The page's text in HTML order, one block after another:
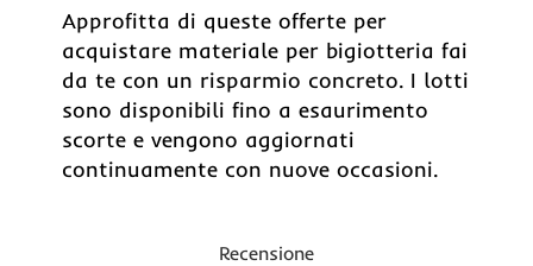
Approfitta di queste offerte per
acquistare materiale per bigiotteria fai
da te con un risparmio concreto. I lotti
sono disponibili fino a esaurimento
scorte e vengono aggiornati
continuamente con nuove occasioni.
Recensione